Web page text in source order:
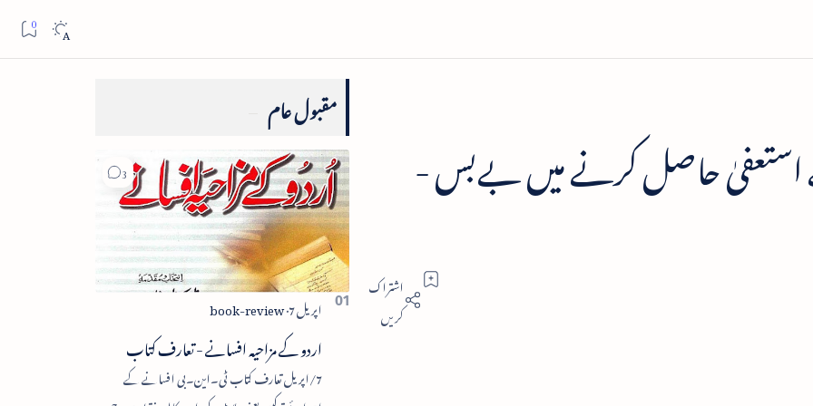
استعفیٰ حاصل کرنے میں بےبس -
مقبول عام
اردو کے مزاحیہ افسانے - تعارف کتاب
7/اپریل تعارف کتاب ٹی۔این۔بی افسانے کے